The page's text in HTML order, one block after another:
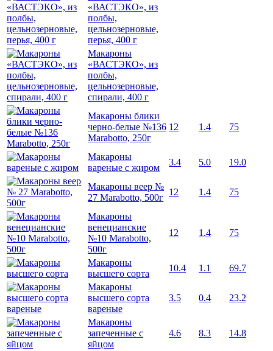
«ВАСТЭКО», из
полбы,
цельнозерновые,
перья, 400 г
Макароны
«ВАСТЭКО», из
полбы,
цельнозерновые,
спирали, 400 г
Макароны блики
черно-белые №136
Marabotto, 250г
12 1.4 75
Макароны
вареные с жиром
3.4 5.0 19.0
Макароны веер №
27 Marabotto, 500г
12 1.4 75
Макароны
венецианские
№10 Marabotto,
500г
12 1.4 75
Макароны
высшего сорта
10.4 1.1
69.7
Макароны
высшего сорта
вареные
3.5 0.4 23.2
Макароны
запеченные с
яйцом
4.6 8.3 14.8